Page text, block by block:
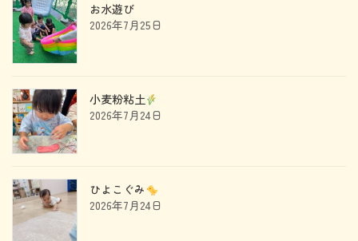
お水遊び
2026年7月25日
小麦粉粘土
2026年7月24日
ひよこぐみ
2026年7月24日